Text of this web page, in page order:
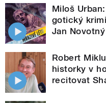
Miloš
gotický
Jan Novotný
Robert
historky v
recitovat